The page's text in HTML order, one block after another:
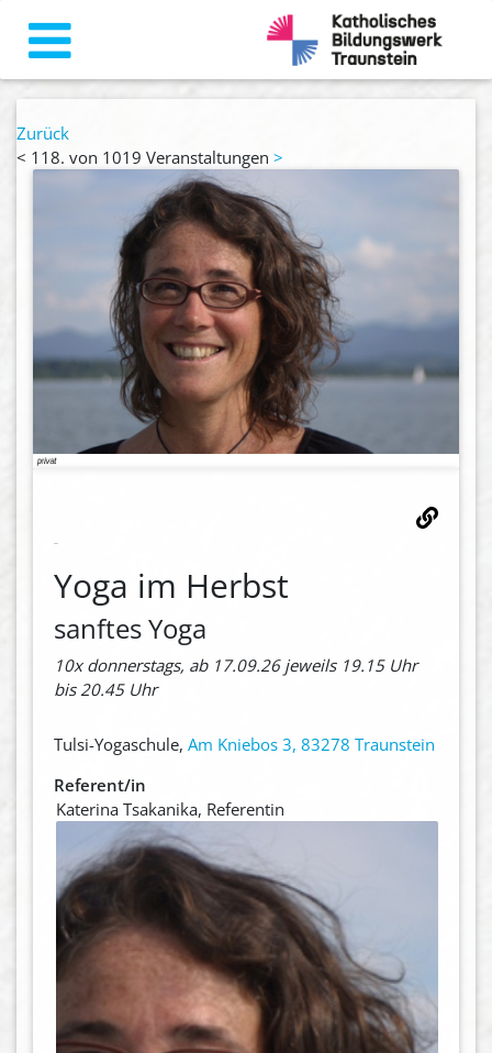
Zurück
< 118. von 1019 Veranstaltungen >
Yoga im Herbst
sanftes Yoga
10x donnerstags, ab 17.09.26 jeweils 19.15 Uhr
bis 20.45 Uhr
Tulsi-Yogaschule, Am Kniebos 3, 83278 Traunstein
Referent/in
Katerina Tsakanika, Referentin